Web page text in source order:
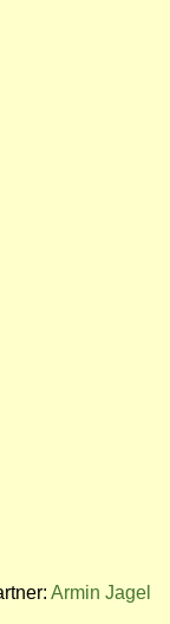
Armin Jagel